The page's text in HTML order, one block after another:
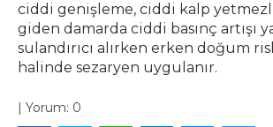
ciddi genişleme, ciddi kalp
giden damarda ciddi basınç artışı
sulandırıcı alırken erken doğum
halinde sezaryen uygulanır.
Yorum: 0